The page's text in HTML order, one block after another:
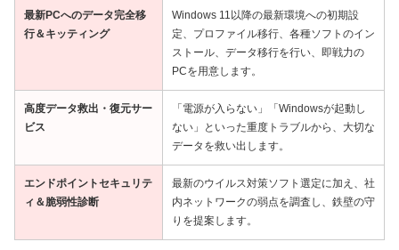
最新PCへのデータ完全移
行＆キッティング
Windows 11以降の最新環境への初期設
定、プロファイル移行、各種ソフトのイン
ストール、データ移行を行い、即戦力の
PCを用意します。
高度データ救出・復元サー
ビス
「電源が入らない」「Windowsが起動し
ない」といった重度トラブルから、大切な
データを救い出します。
エンドポイントセキュリテ
ィ＆脆弱性診断
最新のウイルス対策ソフト選定に加え、社
内ネットワークの弱点を調査し、鉄壁の守
りを提案します。